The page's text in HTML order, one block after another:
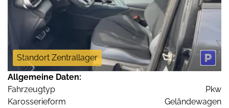
Standort Zentrallager
Allgemeine Daten:
Fahrzeugtyp
Pkw
Karosserieform
Geländewagen